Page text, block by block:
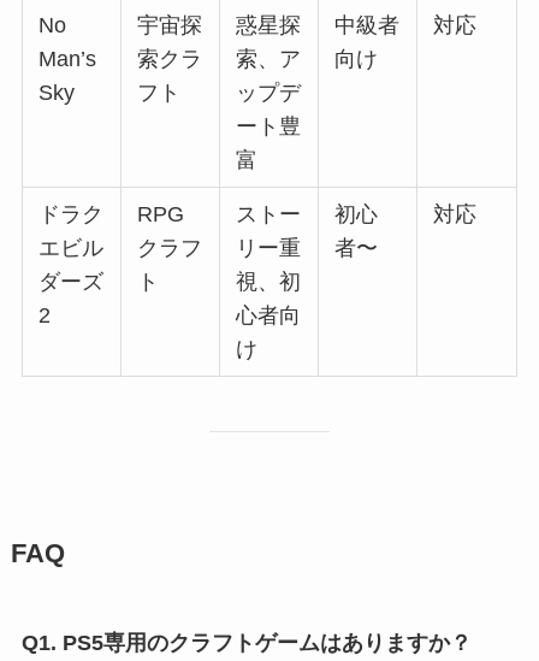
No
Man’s
Sky
宇宙探
索クラ
フト
惑星探
索、ア
ップデ
ート豊
富
中級者
向け
対応
ドラク
エビル
ダーズ
2
RPG
クラフ
ト
ストー
リー重
視、初
心者向
け
初心
者〜
対応
FAQ
Q1. PS5専用のクラフトゲームはありますか？